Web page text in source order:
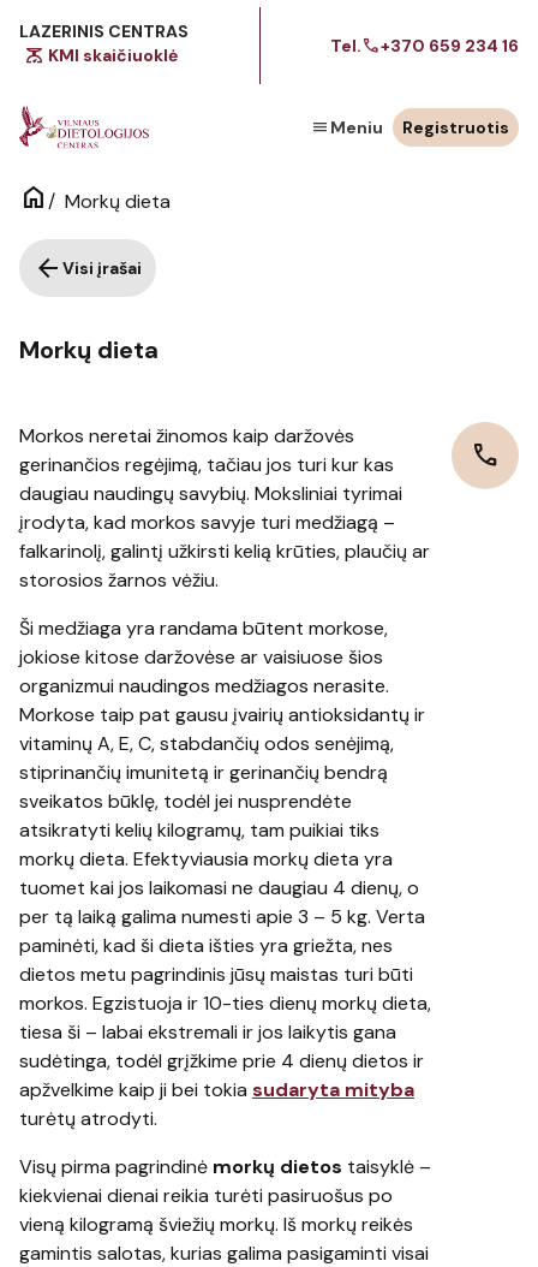
LAZERINIS CENTRAS
scale KMI skaičiuoklė Tel.call+370 659 234 16
menu Meniu Registruotis
home/ Morkų dieta
arrow_back Visi įrašai
Morkų dieta
Morkos neretai žinomos kaip daržovės
gerinančios regėjimą, tačiau jos turi kur kas
daugiau naudingų savybių. Moksliniai tyrimai
įrodyta, kad morkos savyje turi medžiagą –
falkarinolį, galintį užkirsti kelią krūties, plaučių ar
storosios žarnos vėžiu.
Ši medžiaga yra randama būtent morkose,
jokiose kitose daržovėse ar vaisiuose šios
organizmui naudingos medžiagos nerasite.
Morkose taip pat gausu įvairių antioksidantų ir
vitaminų A, E, C, stabdančių odos senėjimą,
stiprinančių imunitetą ir gerinančių bendrą
sveikatos būklę, todėl jei nusprendėte
atsikratyti kelių kilogramų, tam puikiai tiks
morkų dieta. Efektyviausia morkų dieta yra
tuomet kai jos laikomasi ne daugiau 4 dienų, o
per tą laiką galima numesti apie 3 – 5 kg. Verta
paminėti, kad ši dieta išties yra griežta, nes
dietos metu pagrindinis jūsų maistas turi būti
morkos. Egzistuoja ir 10-ties dienų morkų dieta,
tiesa ši – labai ekstremali ir jos laikytis gana
sudėtinga, todėl grįžkime prie 4 dienų dietos ir
apžvelkime kaip ji bei tokia sudaryta mityba
turėtų atrodyti.
Visų pirma pagrindinė morkų dietos taisyklė –
kiekvienai dienai reikia turėti pasiruošus po
vieną kilogramą šviežių morkų. Iš morkų reikės
gamintis salotas, kurias galima pasigaminti visai
call